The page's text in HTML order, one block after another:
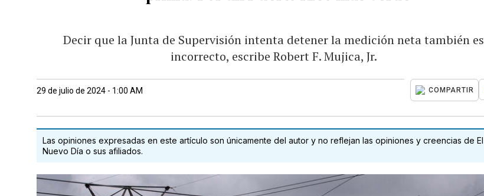
Decir que la Junta de Supervisión intenta detener la medición neta también es
incorrecto, escribe Robert F. Mujica, Jr.
29 de julio de 2024 - 1:00 AM COMPARTIR
Las opiniones expresadas en este artículo son únicamente del autor y no reflejan las opiniones y creencias de El
Nuevo Día o sus afiliados.